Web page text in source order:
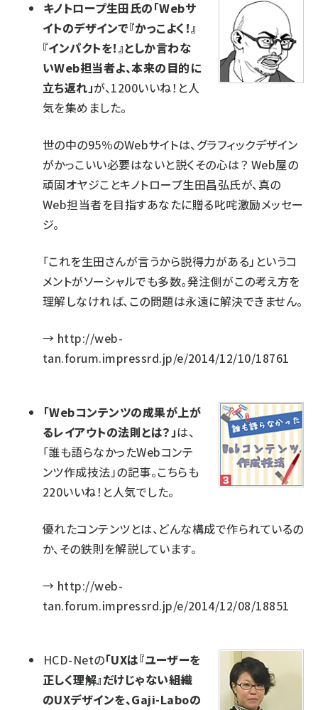
キノトロープ生田氏の「Webサ
イトのデザインで『かっこよく！』
『インパクトを！』としか言わな
いWeb担当者よ、本来の目的に
立ち返れ」が、1200いいね！と人
気を集めました。
世の中の95％のWebサイトは、グラフィックデザイン
がかっこいい必要はないと説くその心は？ Web屋の
頑固オヤジことキノトロープ生田昌弘氏が、真の
Web担当者を目指すあなたに贈る叱咤激励メッセー
ジ。
「これを生田さんが言うから説得力がある」というコ
メントがソーシャルでも多数。発注側がこの考え方を
理解しなければ、この問題は永遠に解決できません。
→ http://web-
tan.forum.impressrd.jp/e/2014/12/10/18761
「Webコンテンツの成果が上が
るレイアウトの法則とは？」は、
「誰も語らなかったWebコンテ
ンツ作成技法」の記事。こちらも
220いいね！と人気でした。
優れたコンテンツとは、どんな構成で作られているの
か、その鉄則を解説しています。
→ http://web-
tan.forum.impressrd.jp/e/2014/12/08/18851
HCD-Netの「UXは『ユーザーを
正しく理解』だけじゃない――組織
のUXデザインを、Gaji-Laboの